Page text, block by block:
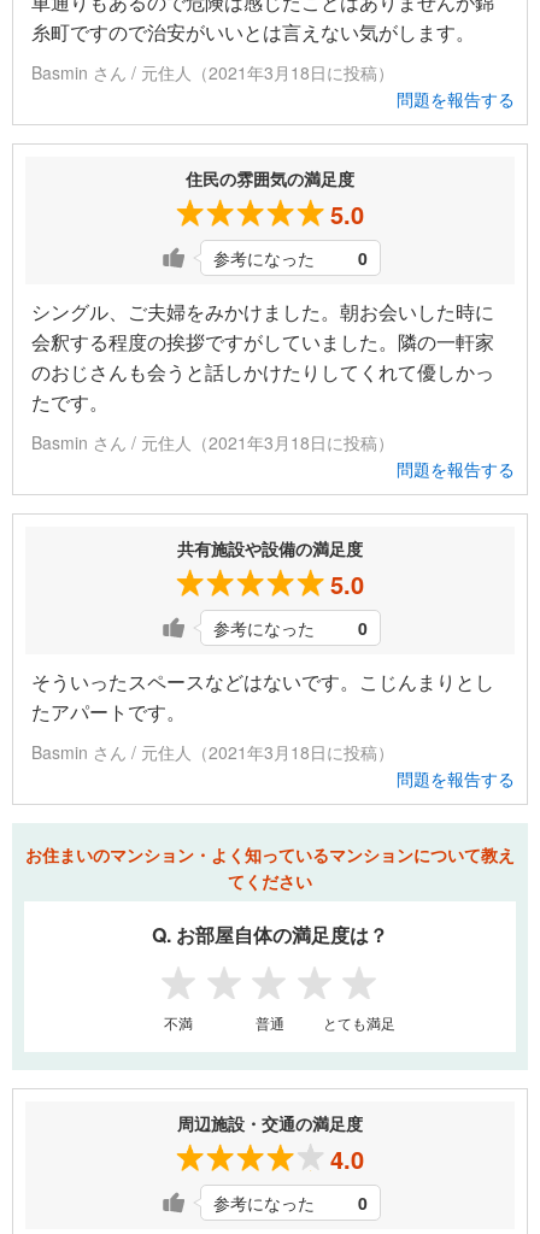
糸町ですので治安がいいとは言えない気がします。
Basmin さん / 元住人（2021年3月18日に投稿）
問題を報告する
住民の雰囲気の満足度
5.0
参考になった 0
シングル、ご夫婦をみかけました。朝お会いした時に
会釈する程度の挨拶ですがしていました。隣の一軒家
のおじさんも会うと話しかけたりしてくれて優しかっ
たです。
Basmin さん / 元住人（2021年3月18日に投稿）
問題を報告する
共有施設や設備の満足度
5.0
参考になった 0
そういったスペースなどはないです。こじんまりとし
たアパートです。
Basmin さん / 元住人（2021年3月18日に投稿）
問題を報告する
お住まいのマンション・よく知っているマンションについて教え
てください
Q. お部屋自体の満足度は？
1 2 3 4 5
不満 普通 とても満足
周辺施設・交通の満足度
4.0
参考になった 0